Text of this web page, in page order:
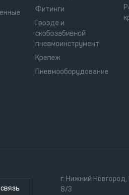
Фитинги
Гвозде и
скобозабивной
пневмоинструмент
Крепеж
Пневмооборудование
г. Нижний
8/3